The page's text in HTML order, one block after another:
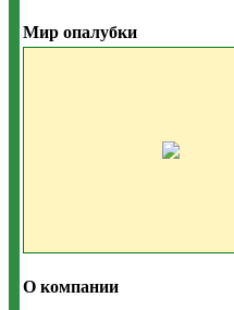
Мир опалубки
О компании